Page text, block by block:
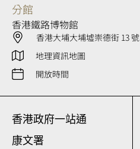
分館
香港鐵路博物館
香港大埔大埔墟崇德街 13 號
地理資訊地圖
開放時間
香港政府一站通
康文署